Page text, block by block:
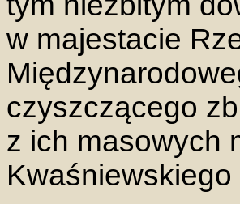
w majestacie
czyszczącego
z ich masowych
Kwaśniewskiego